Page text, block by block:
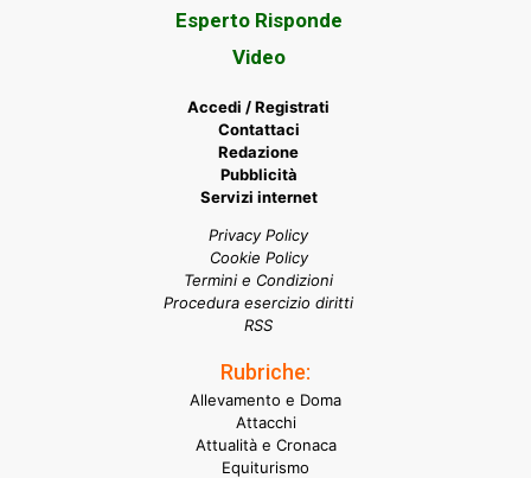
Esperto Risponde
Video
Accedi / Registrati
Contattaci
Redazione
Pubblicità
Servizi internet
Privacy Policy
Cookie Policy
Termini e Condizioni
Procedura esercizio diritti
RSS
Rubriche:
Allevamento e Doma
Attacchi
Attualità e Cronaca
Equiturismo